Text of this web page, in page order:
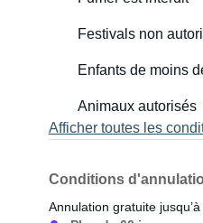
Festivals non
Enfants de moins
Animaux autorisés
Afficher toutes les
Conditions
Annulation gratuite